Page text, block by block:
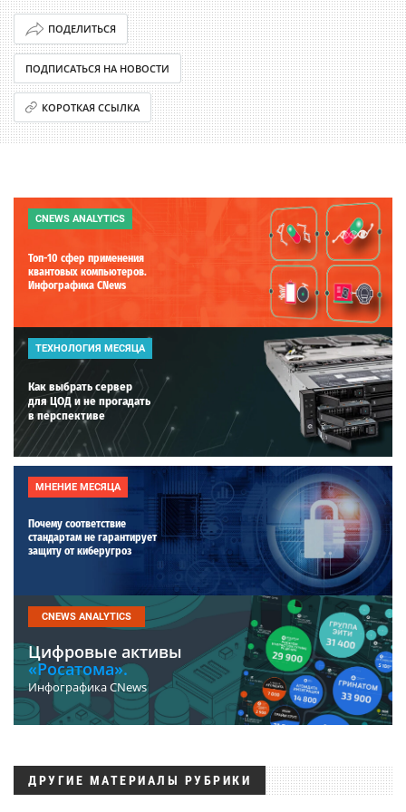
ПОДЕЛИТЬСЯ
ПОДПИСАТЬСЯ НА НОВОСТИ
КОРОТКАЯ ССЫЛКА
CNEWS ANALYTICS
Топ-10 сфер применения
квантовых компьютеров.
Инфографика CNews
ТЕХНОЛОГИЯ МЕСЯЦА
Как выбрать сервер
для ЦОД и не прогадать
в перспективе
МНЕНИЕ МЕСЯЦА
Почему соответствие
стандартам не гарантирует
защиту от киберугроз
CNEWS ANALYTICS
Цифровые активы
«Росатома».
Инфографика CNews
ДРУГИЕ МАТЕРИАЛЫ РУБРИКИ